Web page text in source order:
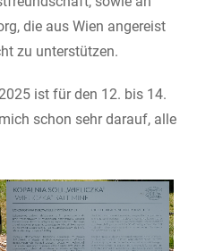
die aus Wien angereist
zu unterstützen.
ist für den 12. bis 14.
schon sehr darauf, alle